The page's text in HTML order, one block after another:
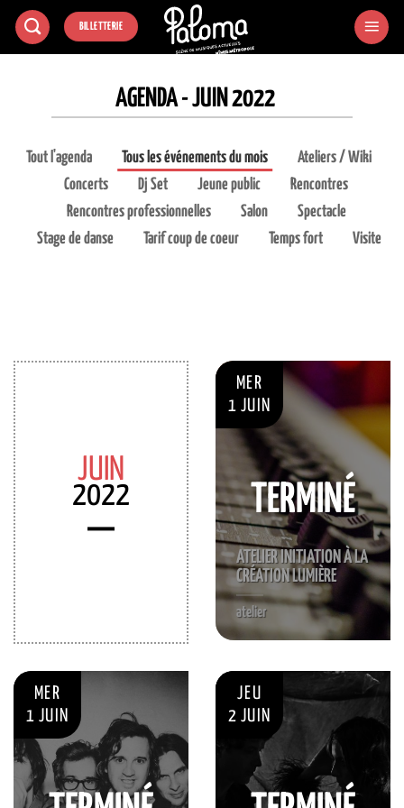
Passer
BILLETTERIE
AGENDA - JUIN 2022
Tout l'agenda Tous les événements du mois
Ateliers / Wiki
Concerts
Dj Set Jeune public
Rencontres
Rencontres professionnelles
Salon
Spectacle
Stage de danse
Tarif coup de coeur Temps fort Visite
JUIN
2022
MER
1 JUIN
ATELIER INITIATION À LA
CRÉATION LUMIÈRE
atelier
TERMINÉ
MER
1 JUIN
JEU
2 JUIN